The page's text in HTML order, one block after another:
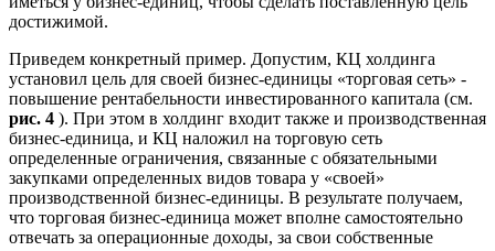
достижимой.
Приведем конкретный пример. Допустим, КЦ холдинга
установил цель для своей бизнес-единицы «торговая сеть» -
повышение рентабельности инвестированного капитала (см.
рис. 4 ). При этом в холдинг входит также и производственная
бизнес-единица, и КЦ наложил на торговую сеть
определенные ограничения, связанные с обязательными
закупками определенных видов товара у «своей»
производственной бизнес-единицы. В результате получаем,
что торговая бизнес-единица может вполне самостоятельно
отвечать за операционные доходы, за свои собственные